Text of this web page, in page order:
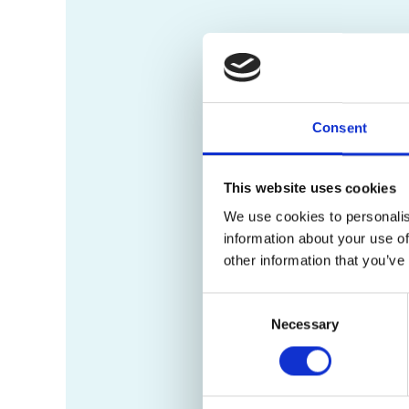
Consent
This website uses cookies
We use cookies to
information about your use
other information that
Necessary